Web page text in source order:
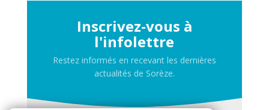
Inscrivez-vous à
l'infolettre
Restez informés en recevant les dernières
actualités de Sorèze.